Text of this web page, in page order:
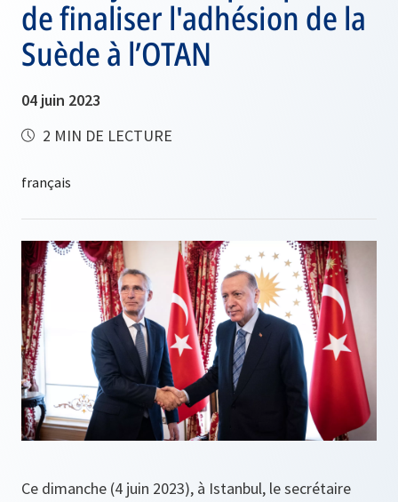
de finaliser l'adhésion de la
Suède à l’OTAN
04 juin 2023
2 MIN DE LECTURE
Ce dimanche (4 juin 2023), à Istanbul, le secrétaire